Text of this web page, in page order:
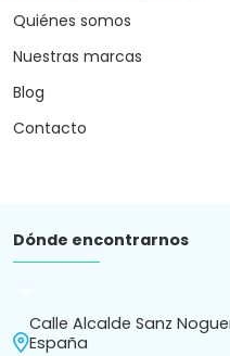
Quiénes somos
Nuestras marcas
Blog
Contacto
Dónde encontrarnos
Calle Alcalde Sanz
España